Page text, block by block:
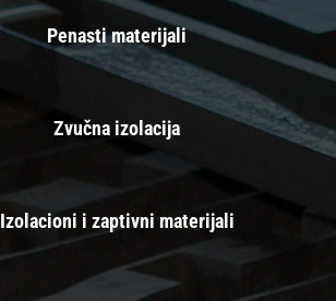
Penasti materijali
Zvučna izolacija
Izolacioni i zaptivni materijali